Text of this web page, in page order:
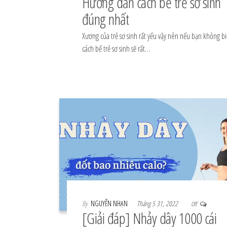
đúng nhất
Xương của trẻ sơ sinh rất yếu vậy nên nếu bạn không
cách bế trẻ sơ sinh sẽ rất…
By NGUYỄN NHẠN Tháng 5 31, 2022 Off
[Giải đáp] Nhảy dây 1000 cái